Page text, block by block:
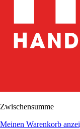
Zwischensumme
Meinen Warenkorb